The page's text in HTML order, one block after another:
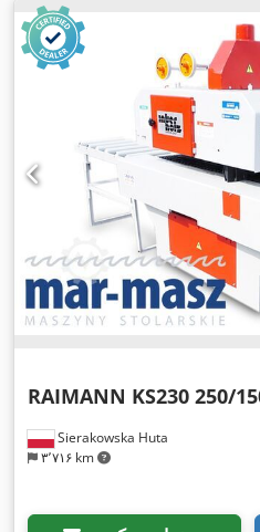
Sierakowska Huta
۳٬۷۱۶ km
RAIMANN KS230 250/